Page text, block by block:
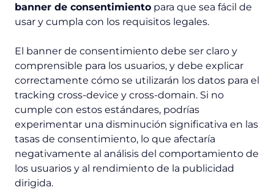
banner de consentimiento para que sea fácil de
usar y cumpla con los requisitos legales.
El banner de consentimiento debe ser claro y
comprensible para los usuarios, y debe explicar
correctamente cómo se utilizarán los datos para el
tracking cross-device y cross-domain. Si no
cumple con estos estándares, podrías
experimentar una disminución significativa en las
tasas de consentimiento, lo que afectaría
negativamente al análisis del comportamiento de
los usuarios y al rendimiento de la publicidad
dirigida.